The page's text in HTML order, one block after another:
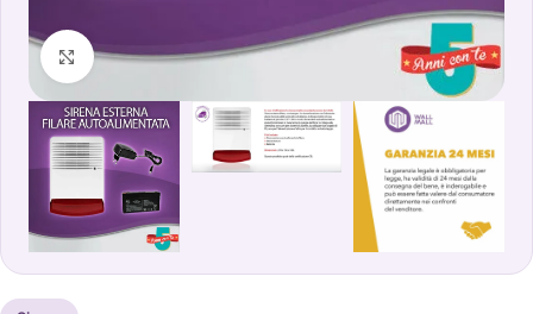
Clicca per ingrandire